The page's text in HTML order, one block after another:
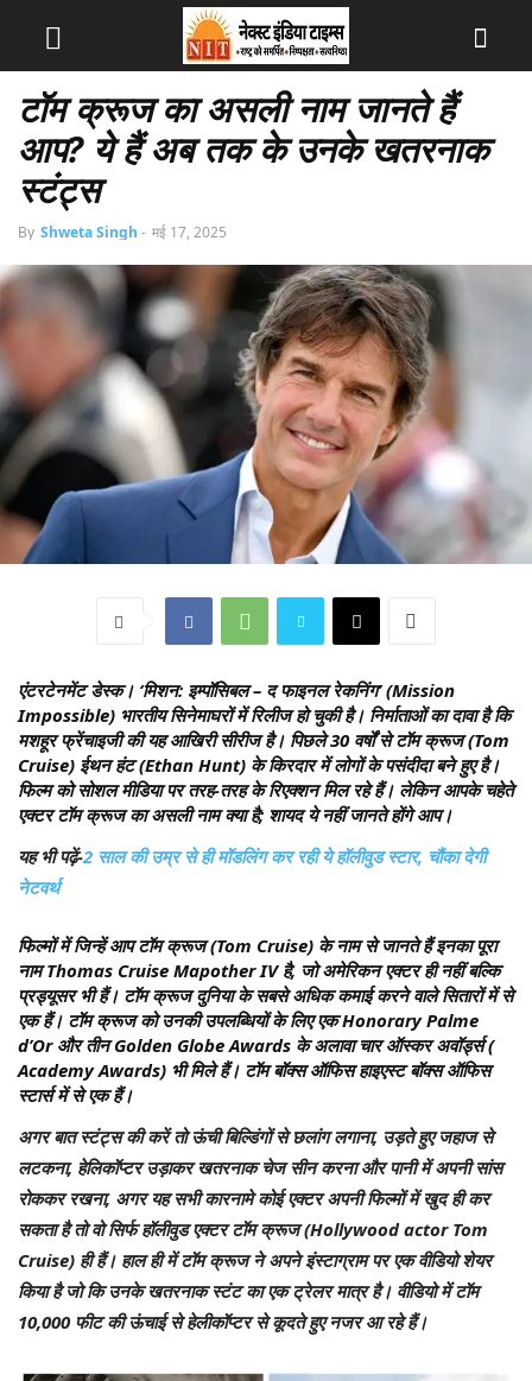
टॉम क्रूज का असली नाम जानते हैं
आप? ये हैं अब तक के उनके खतरनाक
स्टंट्स
By Shweta Singh - मई 17, 2025
एंटरटेनमेंट डेस्क। ‘मिशन: इम्पॉसिबल – द फाइनल रेकनिंग’ (Mission
Impossible) भारतीय सिनेमाघरों में रिलीज हो चुकी है। निर्माताओं का दावा है कि
मशहूर फ्रेंचाइजी की यह आखिरी सीरीज है। पिछले 30 वर्षों से टॉम क्रूज (Tom
Cruise) ईथन हंट (Ethan Hunt) के किरदार में लोगों के पसंदीदा बने हुए है।
फिल्म को सोशल मीडिया पर तरह-तरह के रिएक्शन मिल रहे हैं। लेकिन आपके चहेते
एक्टर टॉम क्रूज का असली नाम क्या है; शायद ये नहीं जानते होंगे आप।
यह भी पढ़ें-2 साल की उम्र से ही मॉडलिंग कर रही ये हॉलीवुड स्टार, चौंका देगी
नेटवर्थ
फिल्मों में जिन्हें आप टॉम क्रूज (Tom Cruise) के नाम से जानते हैं इनका पूरा
नाम Thomas Cruise Mapother IV है, जो अमेरिकन एक्टर ही नहीं बल्कि
प्रड्यूसर भी हैं। टॉम क्रूज दुनिया के सबसे अधिक कमाई करने वाले सितारों में से
एक हैं। टॉम क्रूज को उनकी उपलब्धियों के लिए एक Honorary Palme
d’Or और तीन Golden Globe Awards के अलावा चार ऑस्कर अवॉर्ड्स (
Academy Awards) भी मिले हैं। टॉम बॉक्स ऑफिस हाइएस्ट बॉक्स ऑफिस
स्टार्स में से एक हैं।
अगर बात स्टंट्स की करें तो ऊंची बिल्डिंगों से छलांग लगाना, उड़ते हुए जहाज से
लटकना, हेलिकॉप्टर उड़ाकर खतरनाक चेज सीन करना और पानी में अपनी सांस
रोककर रखना, अगर यह सभी कारनामे कोई एक्टर अपनी फिल्मों में खुद ही कर
सकता है तो वो सिर्फ हॉलीवुड एक्टर टॉम क्रूज (Hollywood actor Tom
Cruise) ही हैं। हाल ही में टॉम क्रूज ने अपने इंस्टाग्राम पर एक वीडियो शेयर
किया है जो कि उनके खतरनाक स्टंट का एक ट्रेलर मात्र है। वीडियो में टॉम
10,000 फीट की ऊंचाई से हेलीकॉप्टर से कूदते हुए नजर आ रहे हैं।